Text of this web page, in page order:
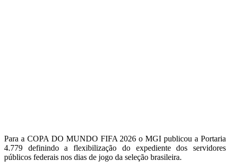
Para a COPA DO MUNDO FIFA 2026 o MGI publicou a Portaria
4.779 definindo a flexibilização do expediente dos servidores
públicos federais nos dias de jogo da seleção brasileira.